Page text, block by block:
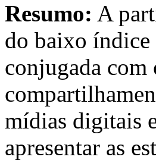
Resumo: A
do baixo índice
conjugada com
mídias digitais
apresentar as